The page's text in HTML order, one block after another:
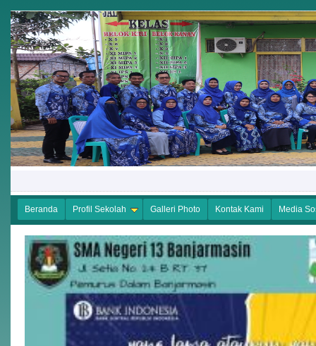
Beranda Profil Sekolah Galleri Photo Kontak Kami Media